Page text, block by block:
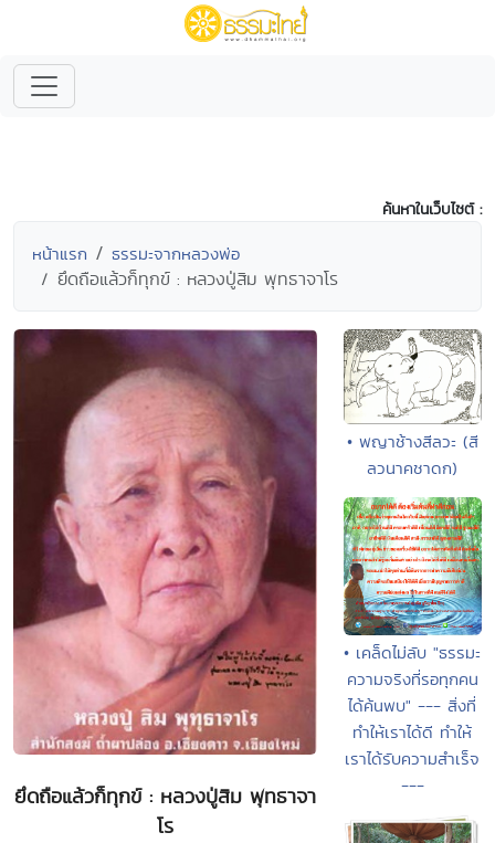
ค้นหาในเว็บไซต์ :
หน้าแรก ธรรมะจากหลวงพ่อ
ยึดถือแล้วก็ทุกข์ : หลวงปู่สิม พุทธาจาโร
ยึดถือแล้วก็ทุกข์ : หลวงปู่สิม พุทธาจา
โร
• พญาช้างสีลวะ (สี
ลวนาคชาดก)
• เคล็ดไม่ลับ "ธรรมะ
ความจริงที่รอทุกคน
ได้ค้นพบ" --- สิ่งที่
ทำให้เราได้ดี ทำให้
เราได้รับความสำเร็จ
---